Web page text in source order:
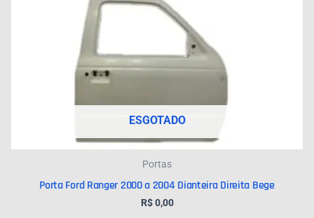
ESGOTADO
Portas
Porta Ford Ranger 2000 a 2004 Dianteira Direita Bege
R$0,00